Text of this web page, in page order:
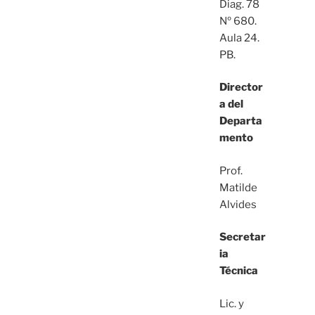
Diag. 78
Nº 680.
Aula 24.
PB.
Director
a del
Departa
mento
Prof.
Matilde
Alvides
Secretar
ia
Técnica
Lic. y